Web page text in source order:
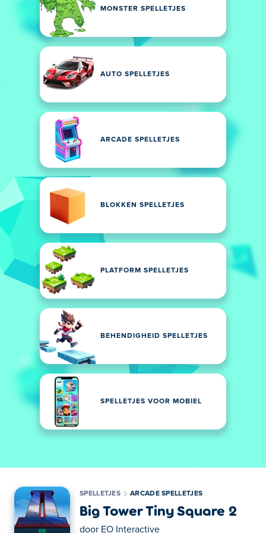
MONSTER SPELLETJES
AUTO SPELLETJES
ARCADE SPELLETJES
BLOKKEN SPELLETJES
PLATFORM SPELLETJES
BEHENDIGHEID SPELLETJES
SPELLETJES VOOR MOBIEL
SPELLETJES ARCADE SPELLETJES
Big Tower Tiny Square 2
door EO Interactive